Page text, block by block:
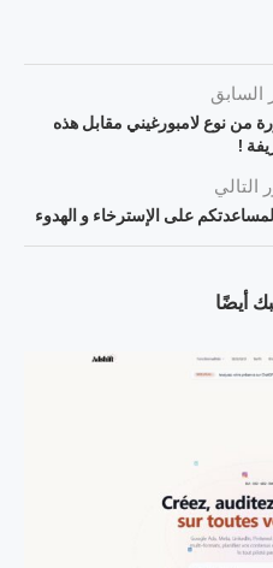
السابق
من نوع لامبورغيني مقابل هذه
!
التالي
أيضًا